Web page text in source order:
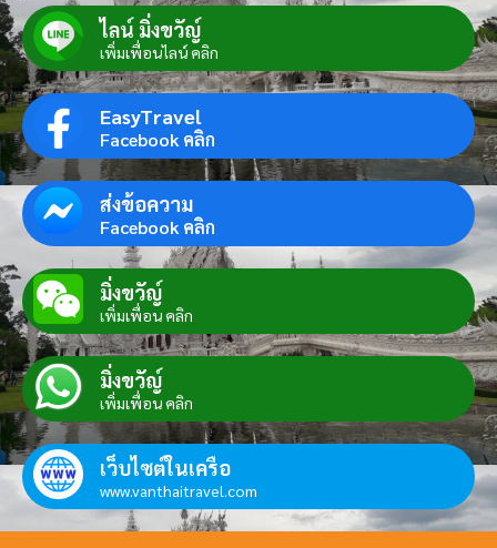
ไลน์ มิ่งขวัญ์
เพิ่มเพื่อนไลน์ คลิก
EasyTravel
Facebook คลิก
ส่งข้อความ
Facebook คลิก
มิ่งขวัญ์
เพิ่มเพื่อน คลิก
มิ่งขวัญ์
เพิ่มเพื่อน คลิก
เว็บไซต์ในเครือ
www.vanthaitravel.com